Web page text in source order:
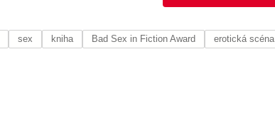
sex kniha Bad Sex in Fiction Award erotická scéna